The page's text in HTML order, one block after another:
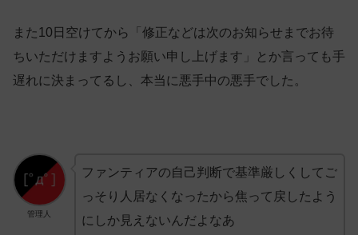
また10日空けてから「修正などは次のお知らせまでお待
ちいただけますようお願い申し上げます」とか言っても手
遅れに決まってるし、本当に悪手中の悪手でした。
管理人
ファンティアの自己判断で基準厳しくしてご
っそり人居なくなったから焦って戻したよう
にしか見えないんだよなあ